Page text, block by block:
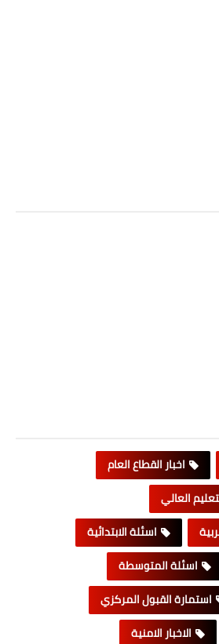
اخبار القطاع العام
العالي
اسئلة الابتدائية
اسئلة المتوسطة
استمارة القبول المركزي
الاخبار الامنية